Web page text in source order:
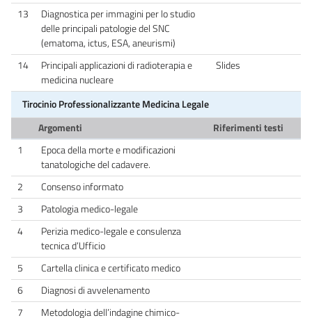
13
Diagnostica per immagini per lo studio
delle principali patologie del SNC
(ematoma, ictus, ESA, aneurismi)
14
Principali applicazioni di radioterapia e
medicina nucleare
Slides
Tirocinio Professionalizzante Medicina Legale
Argomenti
Riferimenti testi
1
Epoca della morte e modificazioni
tanatologiche del cadavere.
2
Consenso informato
3
Patologia medico-legale
4
Perizia medico-legale e consulenza
tecnica d’Ufficio
5
Cartella clinica e certificato medico
6
Diagnosi di avvelenamento
7
Metodologia dell’indagine chimico-